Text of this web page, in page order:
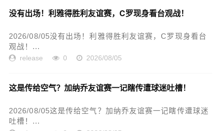
没有出场！利雅得胜利友谊赛，C罗现身看台观战！
2026/08/05没有出场！利雅得胜利友谊赛，C罗现身看台
观战！...
release 0 2026/08/05
这是传给空气？加纳乔友谊赛一记瞎传遭球迷吐槽！
2026/08/05这是传给空气？加纳乔友谊赛一记瞎传遭球迷
吐槽！...